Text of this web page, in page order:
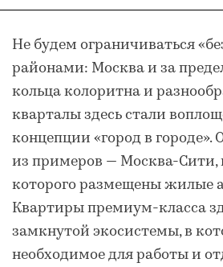
Не будем ограничиваться
районами: Москва и за
кольца колоритна и
кварталы здесь стали
концепции «город в городе».
из примеров — Москва-Сити,
которого размещены жилые
Квартиры премиум-класса
замкнутой экосистемы, в
необходимое для работы и